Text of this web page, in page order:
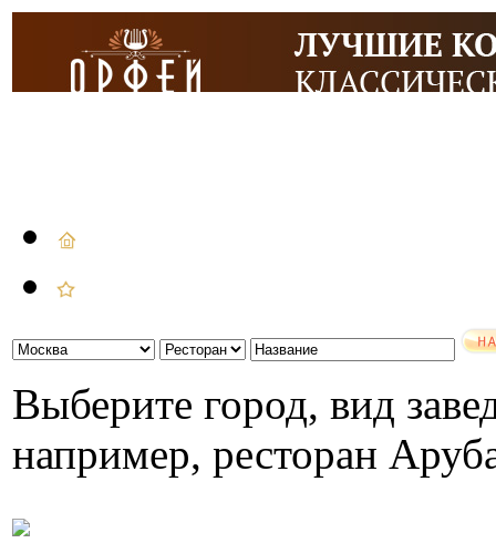
Выберите город, вид
например, ресторан